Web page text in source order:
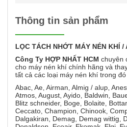
Thông tin sản phẩm
LỌC TÁCH NHỚT MÁY NÉN KHÍ /
Công Ty HỢP NHẤT HCM chuyên
cho máy nén khí chính hãng và
tất cả các loại máy nén khí trong
Abac, Ae, Airman, Almig / alup,
Atmos, August, Ayido, Baldwin,
Blitz schneider, Boge, Bolaite,
Ceccato, Champion, Chinook,
Dalgakiran, Demag, Demag wittig,